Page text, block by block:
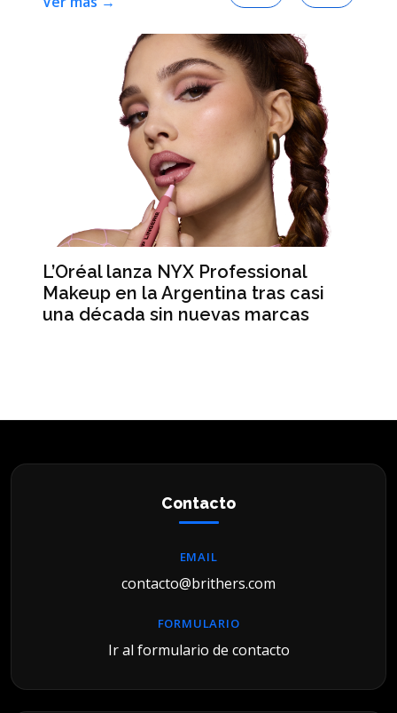
L’Oréal lanza NYX Professional
Makeup en la Argentina tras casi
una década sin nuevas marcas
Contacto
EMAIL
contacto@brithers.com
FORMULARIO
Ir al formulario de contacto